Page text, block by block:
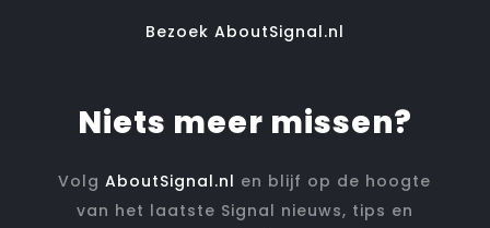
Bezoek AboutSignal.nl
Niets meer missen?
VolgAboutSignal.nl en blijf op de hoogte
van het laatste Signal nieuws, tips en